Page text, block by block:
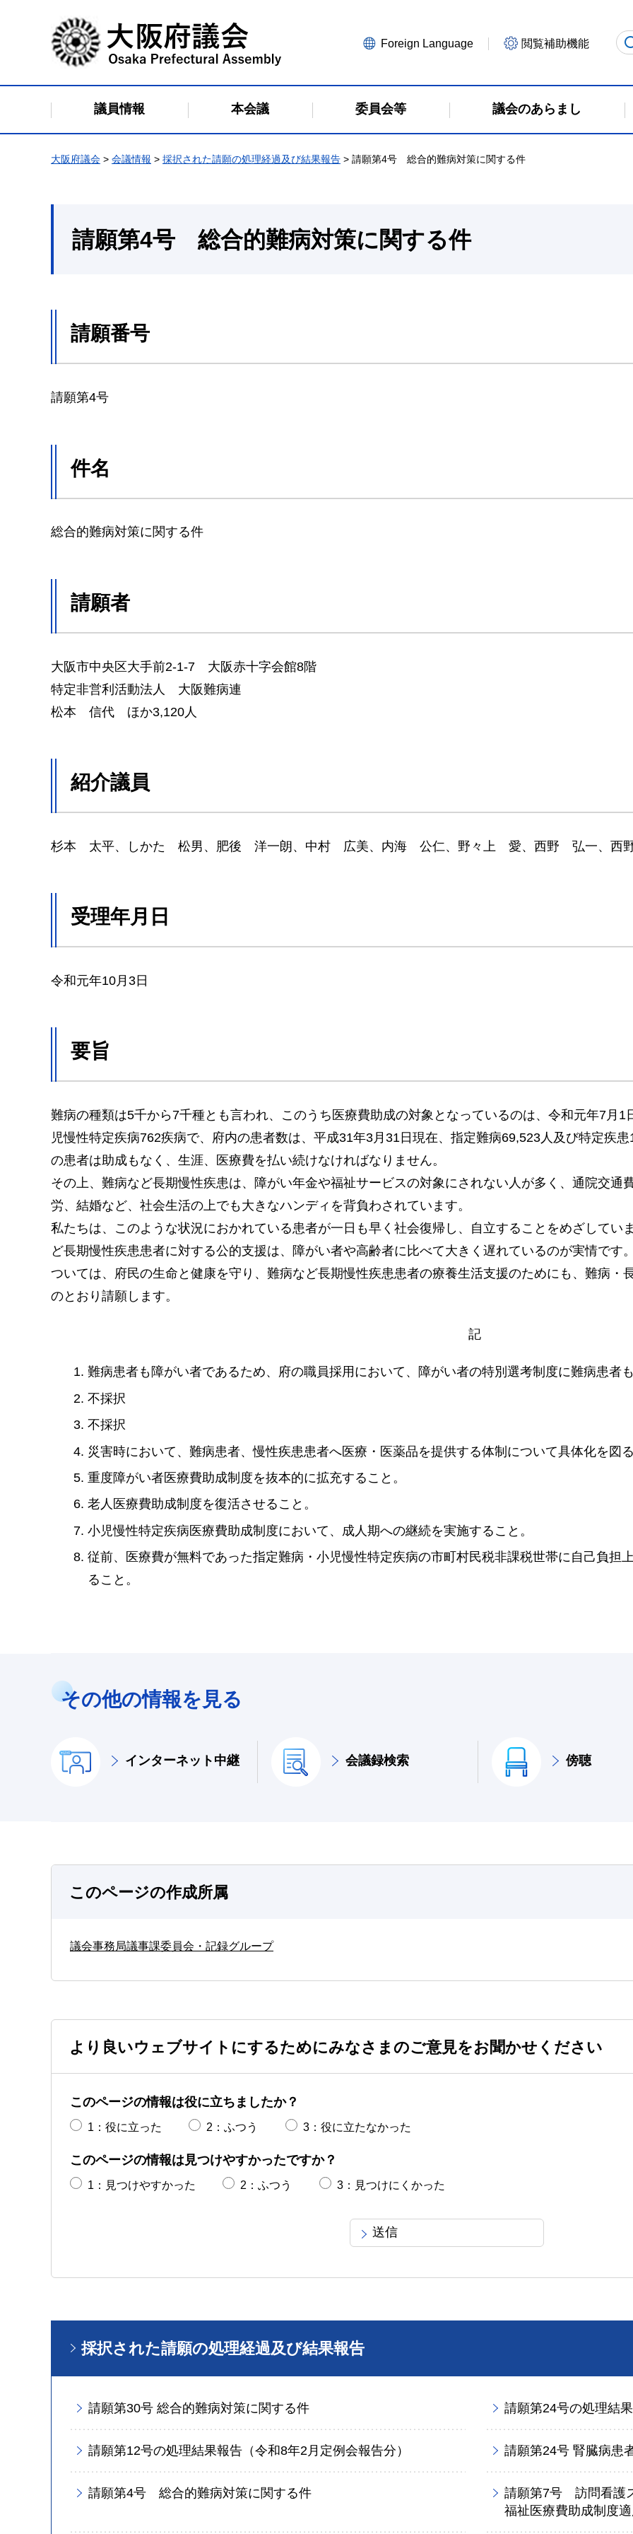
大阪府議会
Foreign Language 閲覧補助機能
議員情報 本会議 委員会等 議会のあらまし
大阪府議会 > 会議情報 > 採択された請願の処理経過及び結果報告 > 請願第4号 総合的難病対策に関する件
請願第4号 総合的難病対策に関する件
請願番号
請願第4号
件名
総合的難病対策に関する件
請願者
大阪市中央区大手前2-1-7 大阪赤十字会館8階
特定非営利活動法人 大阪難病連
松本 信代 ほか3,120人
紹介議員
杉本 太平、しかた 松男、肥後 洋一朗、中村 広美、内海 公仁、野々上 愛、西野 弘一、西
受理年月日
令和元年10月3日
要旨
難病の種類は5千から7千種とも言われ、このうち医療費助成の対象となっているのは、令和元年7月
児慢性特定疾病762疾病で、府内の患者数は、平成31年3月31日現在、指定難病69,523人及び特定疾
の患者は助成もなく、生涯、医療費を払い続けなければなりません。
その上、難病など長期慢性疾患は、障がい年金や福祉サービスの対象にされない人が多く、通院交通
労、結婚など、社会生活の上でも大きなハンディを背負わされています。
私たちは、このような状況におかれている患者が一日も早く社会復帰し、自立することをめざしてい
ど長期慢性疾患患者に対する公的支援は、障がい者や高齢者に比べて大きく遅れているのが実情です
ついては、府民の生命と健康を守り、難病など長期慢性疾患患者の療養生活支援のためにも、難病・
のとおり請願します。
記
難病患者も障がい者であるため、府の職員採用において、障がい者の特別選考制度に難病患者
不採択
不採択
災害時において、難病患者、慢性疾患患者へ医療・医薬品を提供する体制について具体化を図
重度障がい者医療費助成制度を抜本的に拡充すること。
老人医療費助成制度を復活させること。
小児慢性特定疾病医療費助成制度において、成人期への継続を実施すること。
従前、医療費が無料であった指定難病・小児慢性特定疾病の市町村民税非課税世帯に自己負担
ること。
その他の情報を見る
インターネット中継 会議録検索 傍聴
このページの作成所属
議会事務局議事課委員会・記録グループ
より良いウェブサイトにするためにみなさまのご意見をお聞かせください
このページの情報は役に立ちましたか？
1：役に立った 2：ふつう 3：役に立たなかった
このページの情報は見つけやすかったですか？
1：見つけやすかった 2：ふつう 3：見つけにくかった
採択された請願の処理経過及び結果報告
請願第30号 総合的難病対策に関する件 請願第24号の処理結
請願第12号の処理結果報告（令和8年2月定例会報告分） 請願第24号 腎臓病患
請願第4号 総合的難病対策に関する件
請願第7号 訪問看護
福祉医療費助成制度